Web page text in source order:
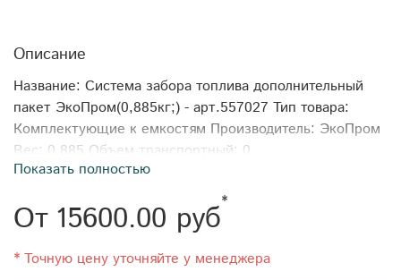
Описание
Название: Система забора топлива дополнительный
пакет ЭкоПром(0,885кг;) - арт.557027 Тип товара:
Комплектующие к емкостям Производитель: ЭкоПром
Вес: 0,885 Объем транспортный: 0
Показать полностью
От 15600.00 руб*
* Точную цену уточняйте у менеджера